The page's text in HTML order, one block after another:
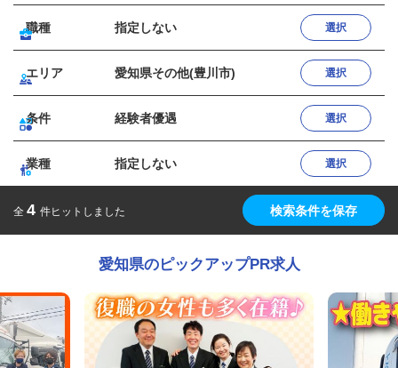
職種 指定しない 選択
エリア 愛知県その他(豊川市) 選択
条件 経験者優遇 選択
業種 指定しない 選択
全 4 件ヒットしました 検索条件を保存
愛知県のピックアップPR求人